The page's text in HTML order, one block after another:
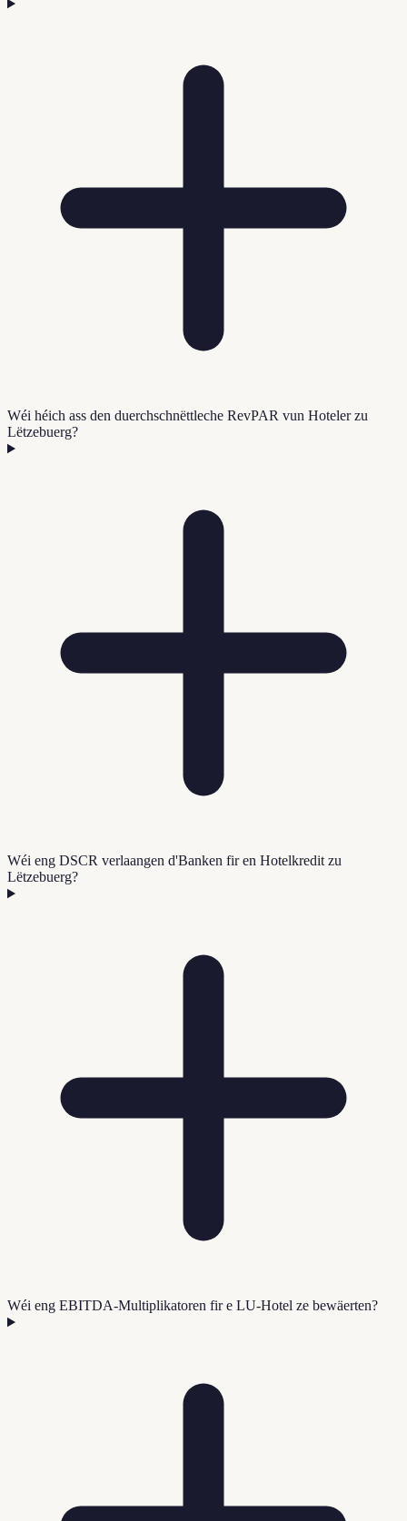
Wéi héich ass den duerchschnëttleche RevPAR vun Hoteler zu
Lëtzebuerg?
Wéi eng DSCR verlaangen d'Banken fir en Hotelkredit zu
Lëtzebuerg?
Wéi eng EBITDA-Multiplikatoren fir e LU-Hotel ze bewäerten?